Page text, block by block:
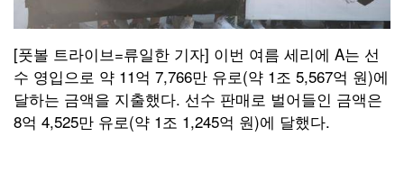
[풋볼 트라이브=류일한 기자] 이번 여름 세리에 A는 선
수 영입으로 약 11억 7,766만 유로(약 1조 5,567억 원)에
달하는 금액을 지출했다. 선수 판매로 벌어들인 금액은
8억 4,525만 유로(약 1조 1,245억 원)에 달했다.